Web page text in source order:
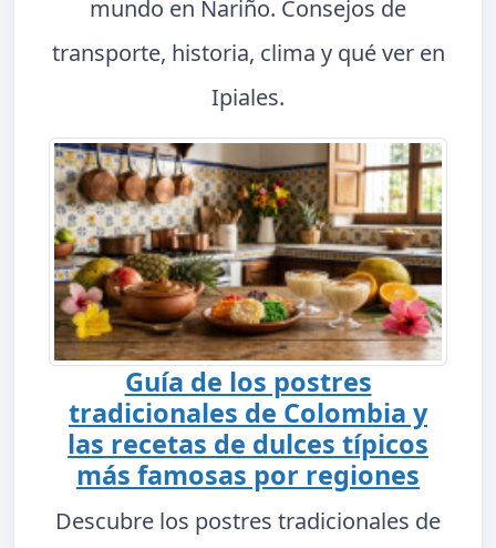
mundo en Nariño. Consejos de
transporte, historia, clima y qué ver en
Ipiales.
Guía de los postres
tradicionales de Colombia y
las recetas de dulces típicos
más famosas por regiones
Descubre los postres tradicionales de